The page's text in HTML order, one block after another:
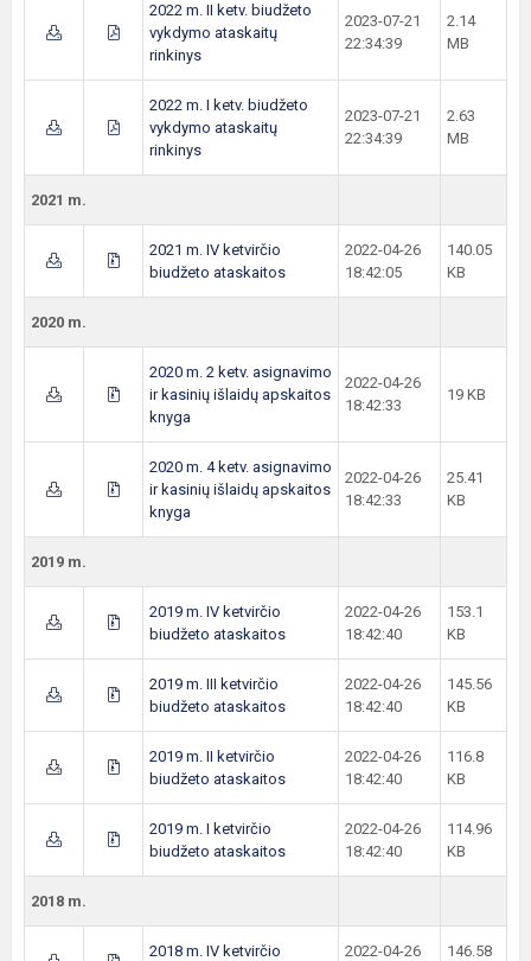
2022 m. II ketv. biudžeto
vykdymo ataskaitų
rinkinys
2023-07-21
22:34:39
2.14
MB
2022 m. I ketv. biudžeto
vykdymo ataskaitų
rinkinys
2023-07-21
22:34:39
2.63
MB
2021 m.
2021 m. IV ketvirčio
biudžeto ataskaitos
2022-04-26
18:42:05
140.05
KB
2020 m.
2020 m. 2 ketv. asignavimo
ir kasinių išlaidų apskaitos
knyga
2022-04-26
18:42:33
19 KB
2020 m. 4 ketv. asignavimo
ir kasinių išlaidų apskaitos
knyga
2022-04-26
18:42:33
25.41
KB
2019 m.
2019 m. IV ketvirčio
biudžeto ataskaitos
2022-04-26
18:42:40
153.1
KB
2019 m. III ketvirčio
biudžeto ataskaitos
2022-04-26
18:42:40
145.56
KB
2019 m. II ketvirčio
biudžeto ataskaitos
2022-04-26
18:42:40
116.8
KB
2019 m. I ketvirčio
biudžeto ataskaitos
2022-04-26
18:42:40
114.96
KB
2018 m.
2018 m. IV ketvirčio
2022-04-26
146.58